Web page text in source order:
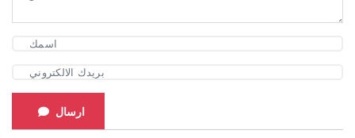
ارسال